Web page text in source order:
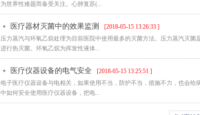
为世界性难题而备受关注。心肺复苏(...
医疗器材灭菌中的效果监测
[2018-05-15 13:26:33 ]
压力蒸汽与环氧乙烷处理为目前医院中使用最多的灭菌方法。压力蒸汽灭
进行热灭菌。环氧乙烷为挥发性液体...
医疗仪器设备的电气安全
[2018-05-15 13:25:51 ]
电子医疗仪器设备与电相关，如果使用不当，防护不当，措施不力，也会
中如何安全使用医疗仪器设备，把电...